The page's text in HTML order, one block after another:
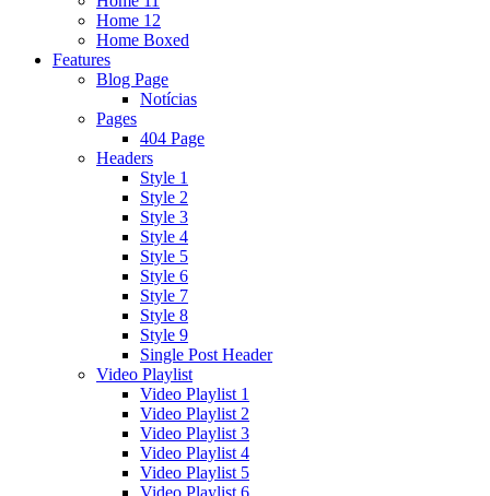
Home 12
Home Boxed
Features
Blog Page
Notícias
Pages
404 Page
Headers
Style 1
Style 2
Style 3
Style 4
Style 5
Style 6
Style 7
Style 8
Style 9
Single Post Header
Video Playlist
Video Playlist 1
Video Playlist 2
Video Playlist 3
Video Playlist 4
Video Playlist 5
Video Playlist 6